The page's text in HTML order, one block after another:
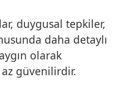
duygusal tepkiler,
daha detaylı
olarak
güvenilirdir.